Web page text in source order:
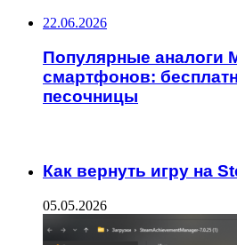
22.06.2026
Популярные аналоги
смартфонов:
песочницы
Как вернуть игру на
05.05.2026